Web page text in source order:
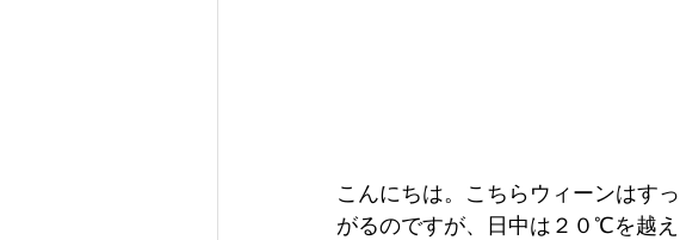
こんにちは。こちらウィーンはす
がるのですが、日中は２０℃を越